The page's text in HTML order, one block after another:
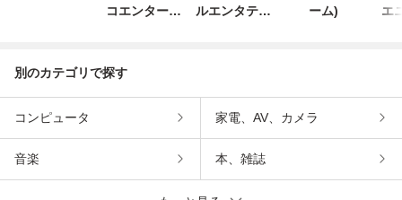
コエンターテ
ルエンタテイ
ーム)
エ
別のカテゴリで探す
コンピュータ 家電、AV、カメラ
音楽 本、雑誌